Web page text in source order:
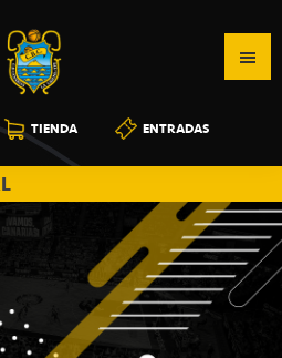
TIENDA ENTRADAS